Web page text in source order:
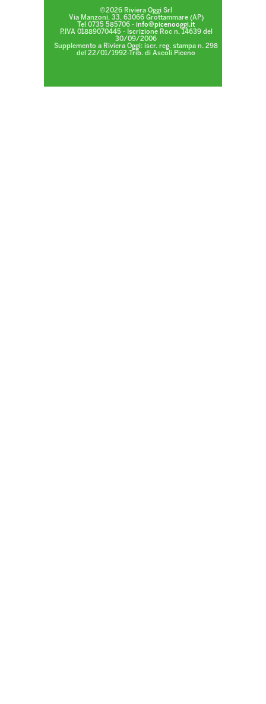
©2026 Riviera Oggi Srl
Via Manzoni, 33, 63066 Grottammare (AP)
Tel 0735 585706 - info@picenooggi.it
P.IVA 01889070445 - Iscrizione Roc n. 14639 del
30/09/2006
Supplemento a Riviera Oggi: iscr. reg. stampa n. 298
del 22/01/1992-Trib. di Ascoli Piceno